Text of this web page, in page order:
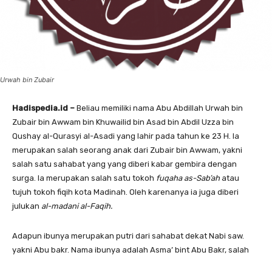
Urwah bin Zubair
Hadispedia.id – Beliau memiliki nama Abu Abdillah Urwah bin
Zubair bin Awwam bin Khuwailid bin Asad bin Abdil Uzza bin
Qushay al-Qurasyi al-Asadi yang lahir pada tahun ke 23 H. Ia
merupakan salah seorang anak dari Zubair bin Awwam, yakni
salah satu sahabat yang yang diberi kabar gembira dengan
surga. Ia merupakan salah satu tokoh fuqaha as-Sab’ah atau
tujuh tokoh fiqih kota Madinah. Oleh karenanya ia juga diberi
julukan al-madani al-Faqih.
Adapun ibunya merupakan putri dari sahabat dekat Nabi saw.
yakni Abu bakr. Nama ibunya adalah Asma’ bint Abu Bakr, salah